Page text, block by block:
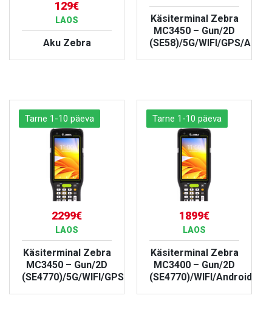
129€
LAOS
Aku Zebra
Käsiterminal Zebra
MC3450 – Gun/2D
(SE58)/5G/WIFI/GPS/
Tarne 1-10 päeva
2299€
LAOS
Käsiterminal Zebra
MC3450 – Gun/2D
(SE4770)/5G/WIFI/GPS/Android/IP67
Tarne 1-10 päeva
1899€
LAOS
Käsiterminal Zebra
MC3400 – Gun/2D
(SE4770)/WIFI/Android/